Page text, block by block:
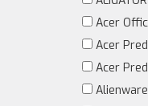
Acer
Acer
Acer